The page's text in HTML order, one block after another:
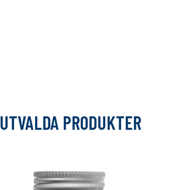
UTVALDA PRODUKTER